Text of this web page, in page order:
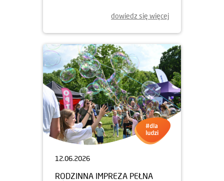
dowiedz się więcej
12.06.2026
RODZINNA IMPREZA PEŁNA